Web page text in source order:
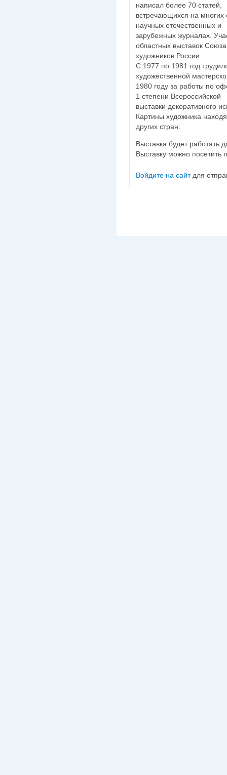
написал более 70 статей,
встречающихся на многих
научных отечественных и
зарубежных журналах.
областных выставок Союза
художников России.
С 1977 по 1981 год
художественной
1980 году за работы по
1 степени Всероссийской
выставки декоративного
Картины художника
других стран.
Выставка будет работать
Выставку можно посетить
Войдите на сайтдля